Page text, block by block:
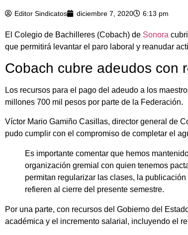
Editor Sindicatos diciembre 7, 2020 6:13 pm
El Colegio de Bachilleres (Cobach) de Sonora
que permitirá levantar el paro laboral y reanudar
Cobach cubre adeudos con
Los recursos para el pago del adeudo a los
millones 700 mil pesos por parte de la Federación.
Víctor Mario Gamiño Casillas, director general de
pudo cumplir con el compromiso de completar el
Es importante comentar que hemos
organización gremial con quien tenemos
permitan regularizar las clases, la
refieren al cierre del presente semestre.
Por una parte, con recursos del Gobierno del
académica y el incremento salarial, incluyendo el